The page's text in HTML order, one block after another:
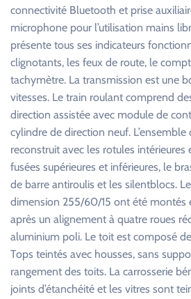
connectivité Bluetooth et prise
microphone pour l’utilisation mains
présente tous ses indicateurs
clignotants, les feux de route, le
tachymètre. La transmission est une
vitesses. Le train roulant comprend
direction assistée avec module de
cylindre de direction neuf.
reconstruit avec les rotules intérieures
fusées supérieures et inférieures, le
de barre antiroulis et les silentblocs.
dimension 255/60/15 ont été montés
après un alignement à quatre roues
aluminium poli. Le toit est composé
Tops teintés avec housses, sans
rangement des toits. La carrosserie
joints d’étanchéité et les vitres sont